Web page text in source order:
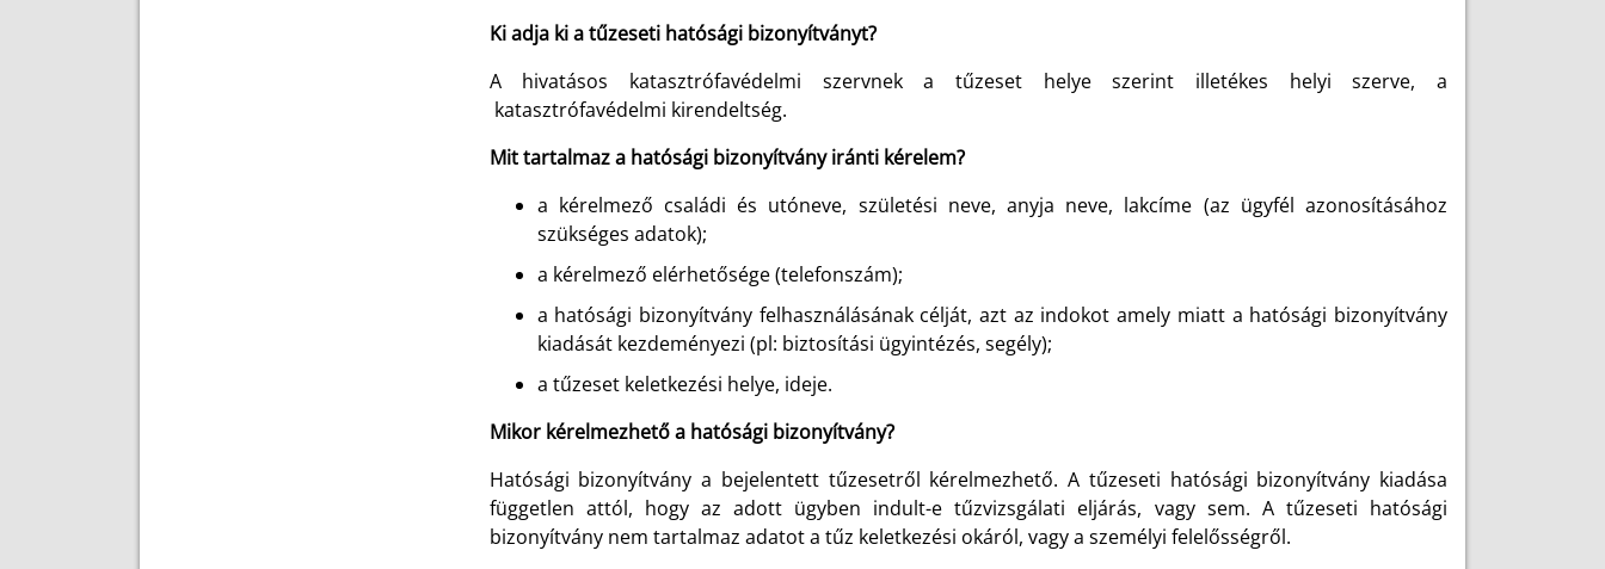
Ki adja ki a tűzeseti hatósági bizonyítványt?
A hivatásos katasztrófavédelmi szervnek a tűzeset helye szerint illetékes helyi szerve, a
katasztrófavédelmi kirendeltség.
Mit tartalmaz a hatósági bizonyítvány iránti kérelem?
a kérelmező családi és utóneve, születési neve, anyja neve, lakcíme (az ügyfél azonosításához
szükséges adatok);
a kérelmező elérhetősége (telefonszám);
a hatósági bizonyítvány felhasználásának célját, azt az indokot amely miatt a hatósági bizonyítvány
kiadását kezdeményezi (pl: biztosítási ügyintézés, segély);
a tűzeset keletkezési helye, ideje.
Mikor kérelmezhető a hatósági bizonyítvány?
Hatósági bizonyítvány a bejelentett tűzesetről kérelmezhető. A tűzeseti hatósági bizonyítvány kiadása
független attól, hogy az adott ügyben indult-e tűzvizsgálati eljárás, vagy sem. A tűzeseti hatósági
bizonyítvány nem tartalmaz adatot a tűz keletkezési okáról, vagy a személyi felelősségről.